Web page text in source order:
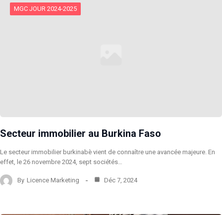
MGC JOUR 2024-2025
Secteur immobilier au Burkina Faso
Le secteur immobilier burkinabè vient de connaître une avancée majeure. En
effet, le 26 novembre 2024, sept sociétés…
By Licence Marketing Déc 7, 2024